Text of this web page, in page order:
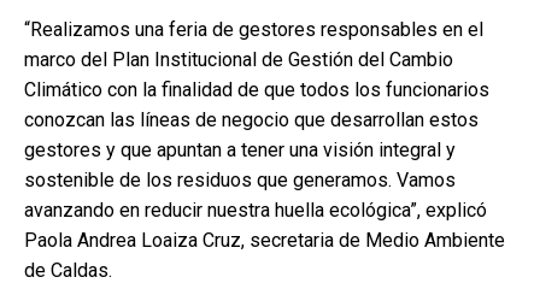
“Realizamos una feria de gestores responsables en el
marco del Plan Institucional de Gestión del Cambio
Climático con la finalidad de que todos los funcionarios
conozcan las líneas de negocio que desarrollan estos
gestores y que apuntan a tener una visión integral y
sostenible de los residuos que generamos. Vamos
avanzando en reducir nuestra huella ecológica”, explicó
Paola Andrea Loaiza Cruz, secretaria de Medio Ambiente
de Caldas.